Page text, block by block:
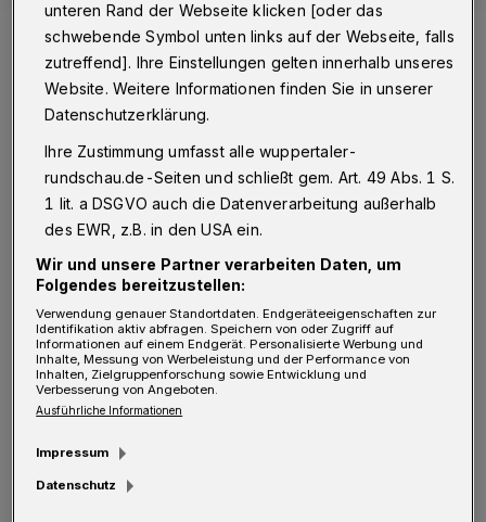
Matthias Buth wurde 1951 in Wuppertal geboren und lebt heute in
Hoffnungsthal im Rheinisch-Bergischen Kreis.
Foto: Heiko Löffler
Von Stefan Seitz
„Der Schnee stellt seine Leiter an die
Ringmauer“ heißt das knapp über 170 Seiten
zählende Buch, und liefert bereits im Titel
einen Hinweis auf die individuelle, starke
Bildkraft der Sprache des gelernten Juristen
unteren Rand der Webseite klicken [oder das
schwebende Symbol unten links auf der Webseite, falls
zutreffend]. Ihre Einstellungen gelten innerhalb unseres
Website. Weitere Informationen finden Sie in unserer
Datenschutzerklärung.
Ihre Zustimmung umfasst alle wuppertaler-
rundschau.de-Seiten und schließt gem. Art. 49 Abs. 1 S.
1 lit. a DSGVO auch die Datenverarbeitung außerhalb
des EWR, z.B. in den USA ein.
Wir und unsere Partner verarbeiten Daten, um
Folgendes bereitzustellen:
Verwendung genauer Standortdaten. Endgeräteeigenschaften zur
Identifikation aktiv abfragen. Speichern von oder Zugriff auf
Informationen auf einem Endgerät. Personalisierte Werbung und
Inhalte, Messung von Werbeleistung und der Performance von
Inhalten, Zielgruppenforschung sowie Entwicklung und
Verbesserung von Angeboten.
Ausführliche Informationen
Impressum
Datenschutz